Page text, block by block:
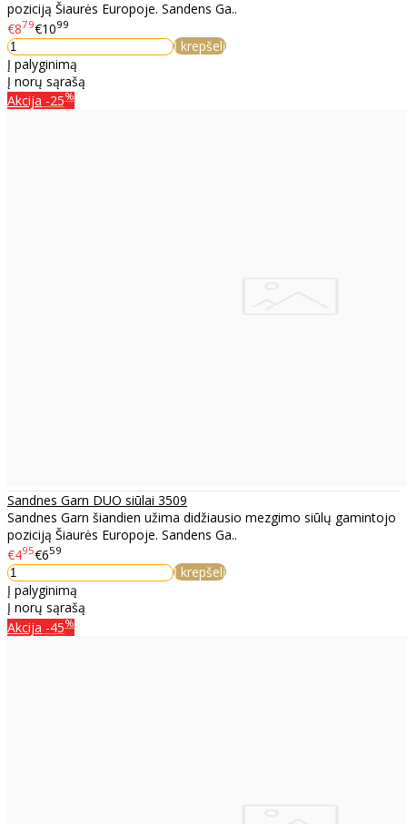
poziciją Šiaurės Europoje. Sandens Ga..
€879€1099
Į krepšelį
Į palyginimą
Į norų sąrašą
Akcija -25%
Sandnes Garn DUO siūlai 3509
Sandnes Garn šiandien užima didžiausio mezgimo siūlų gamintojo
poziciją Šiaurės Europoje. Sandens Ga..
€495€659
Į krepšelį
Į palyginimą
Į norų sąrašą
Akcija -45%